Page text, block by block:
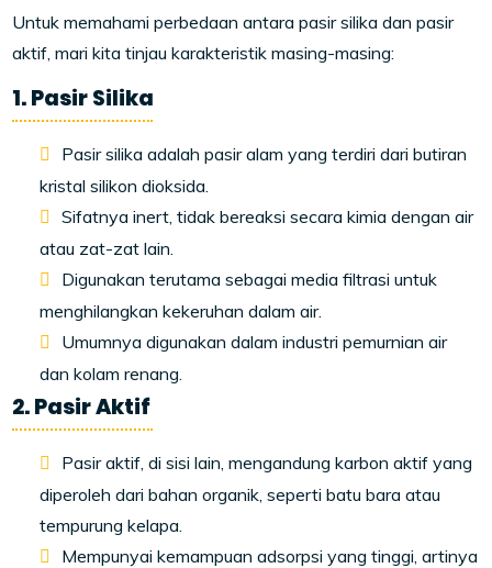
Untuk memahami perbedaan antara pasir silika dan pasir
aktif, mari kita tinjau karakteristik masing-masing:
1. Pasir Silika
Pasir silika adalah pasir alam yang terdiri dari butiran
kristal silikon dioksida.
Sifatnya inert, tidak bereaksi secara kimia dengan air
atau zat-zat lain.
Digunakan terutama sebagai media filtrasi untuk
menghilangkan kekeruhan dalam air.
Umumnya digunakan dalam industri pemurnian air
dan kolam renang.
2. Pasir Aktif
Pasir aktif, di sisi lain, mengandung karbon aktif yang
diperoleh dari bahan organik, seperti batu bara atau
tempurung kelapa.
Mempunyai kemampuan adsorpsi yang tinggi, artinya